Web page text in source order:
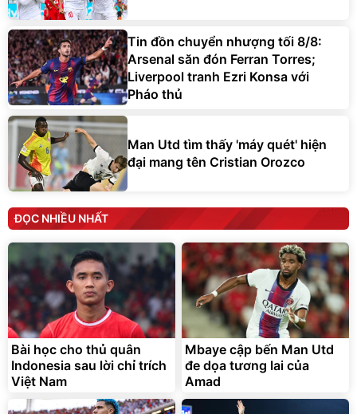
Tin đồn chuyển nhượng tối 8/8:
Arsenal săn đón Ferran Torres;
Liverpool tranh Ezri Konsa với
Pháo thủ
Man Utd tìm thấy 'máy quét' hiện
đại mang tên Cristian Orozco
ĐỌC NHIỀU NHẤT
Bài học cho thủ quân
Indonesia sau lời chỉ trích
Việt Nam
Mbaye cập bến Man Utd
đe dọa tương lai của
Amad